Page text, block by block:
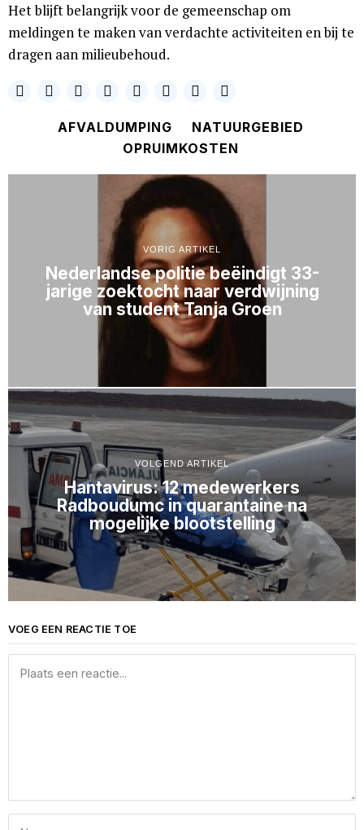
Het blijft belangrijk voor de gemeenschap om
meldingen te maken van verdachte activiteiten en bij te
dragen aan milieubehoud.
AFVALDUMPING
NATUURGEBIED
OPRUIMKOSTEN
VORIG ARTIKEL
Nederlandse politie beëindigt 33-
jarige zoektocht naar verdwijning
van student Tanja Groen
VOLGEND ARTIKEL
Hantavirus: 12 medewerkers
Radboudumc in quarantaine na
mogelijke blootstelling
VOEG EEN REACTIE TOE